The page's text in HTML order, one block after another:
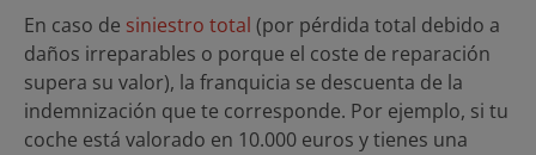
En caso de siniestro total (por pérdida total debido a
daños irreparables o porque el coste de reparación
supera su valor), la franquicia se descuenta de la
indemnización que te corresponde. Por ejemplo, si tu
coche está valorado en 10.000 euros y tienes una